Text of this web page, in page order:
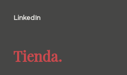
LinkedIn
Tienda.